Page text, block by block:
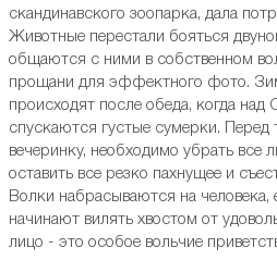
скандинавского зоопарка, дала
Животные перестали бояться
общаются с ними в собственном
прощани для эффектного фото.
происходят после обеда, когда над
спускаются густые сумерки. Перед
вечеринку, необходимо убрать все
оставить все резко пахнущее и
Волки набрасываются на человека,
начинают вилять хвостом от
лицо - это особое вольчие